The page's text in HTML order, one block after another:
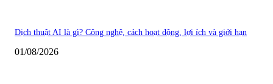
Dịch thuật AI là gì? Công nghệ, cách hoạt động, lợi ích và giới hạn
01/08/2026